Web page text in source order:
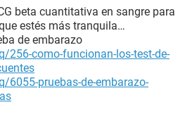
beta cuantitativa en sangre para
estés más tranquila…
de embarazo
como-funcionan-los-test-de-
pruebas-de-embarazo-